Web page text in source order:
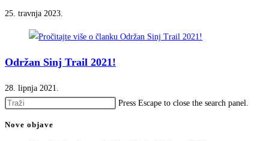
25. travnja 2023.
Održan Sinj Trail 2021!
28. lipnja 2021.
Press Escape to close the search panel.
Nove objave